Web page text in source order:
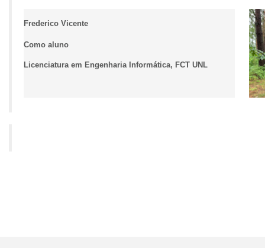
Frederico Vicente
Como aluno
Licenciatura em Engenharia Informática, FCT UNL